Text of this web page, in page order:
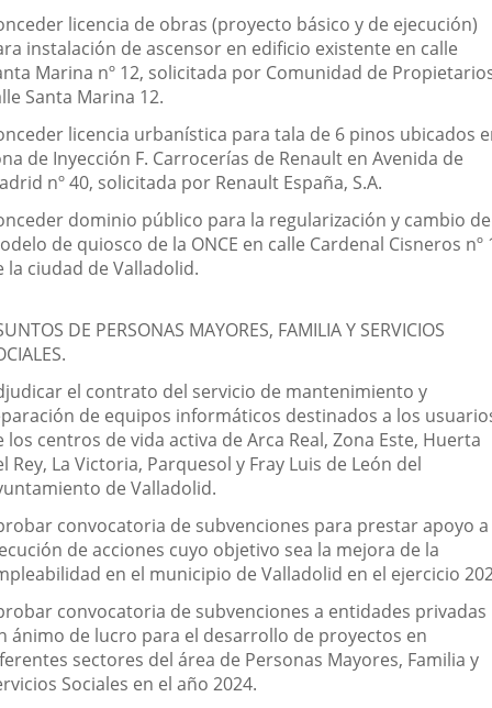
licencia de obras (proyecto básico y de ejecución)
instalación de ascensor en edificio existente en calle
Marina nº 12, solicitada por Comunidad de
Santa Marina 12.
licencia urbanística para tala de 6 pinos ubicados
de Inyección F. Carrocerías de Renault en Avenida de
nº 40, solicitada por Renault España, S.A.
dominio público para la regularización y cambio de
de quiosco de la ONCE en calle Cardenal Cisneros nº
la ciudad de Valladolid.
DE PERSONAS MAYORES, FAMILIA Y SERVICIOS
el contrato del servicio de mantenimiento y
de equipos informáticos destinados a los
los centros de vida activa de Arca Real, Zona Este, Huerta
Rey, La Victoria, Parquesol y Fray Luis de León del
de Valladolid.
convocatoria de subvenciones para prestar apoyo a
de acciones cuyo objetivo sea la mejora de la
en el municipio de Valladolid en el ejercicio
convocatoria de subvenciones a entidades privadas
ánimo de lucro para el desarrollo de proyectos en
sectores del área de Personas Mayores, Familia y
Sociales en el año 2024.